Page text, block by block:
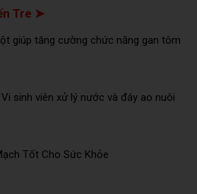
Tre ➤
giúp tăng cường chức năng gan tôm
sinh viên xử lý nước và đáy ao nuôi
Tốt Cho Sức Khỏe